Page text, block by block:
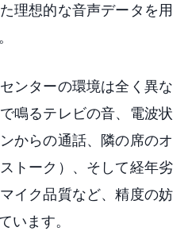
理想的な音声データを用
ンターの環境は全く異な
鳴るテレビの音、電波状
からの通話、隣の席のオ
トーク）、そして経年劣
イク品質など、精度の妨
います。